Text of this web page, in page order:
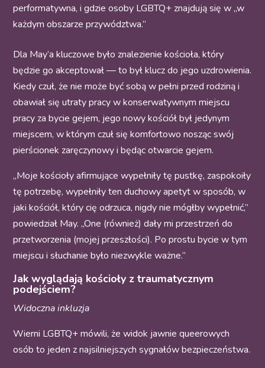
performatywna, i gdzie osoby LGBTQ+ znajdują się w „w
każdym obszarze przywództwa.”
Dla May’a kluczowe było znalezienie kościoła, który
będzie go akceptował — to był klucz do jego uzdrowienia.
Kiedy czuł, że nie może być sobą w pełni przed rodziną i
obawiał się utraty pracy w konserwatywnym miejscu
pracy za bycie gejem, jego nowy kościół był jedynym
miejscem, w którym czuł się komfortowo nosząc swój
pierścionek zaręczynowy i będąc otwarcie gejem.
„Moje kościoły afirmujące wypełniły tę pustkę, zaspokoiły
tę potrzebę, wypełniły ten duchowy apetyt w sposób, w
jaki kościół, który cię odrzuca, nigdy nie mógłby wypełnić,”
powiedział May. „One (również) dały mi przestrzeń do
przetworzenia (mojej przeszłości). Po prostu bycie w tym
miejscu i słuchanie było niezwykle ważne.”
Jak wyglądają kościoły z traumatycznym
podejściem?
Widoczna inkluzja
Wierni LGBTQ+ mówili, że widok jawnie queerowych
osób to jeden z najsilniejszych sygnałów bezpieczeństwa.